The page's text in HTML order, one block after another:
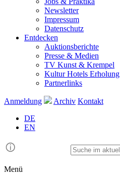
Newsletter
Impressum
Datenschutz
Entdecken
Auktionsberichte
Presse & Medien
TV Kunst & Krempel
Kultur Hotels Erholung
Partnerlinks
Anmeldung Archiv Kontakt
DE
EN
Menü